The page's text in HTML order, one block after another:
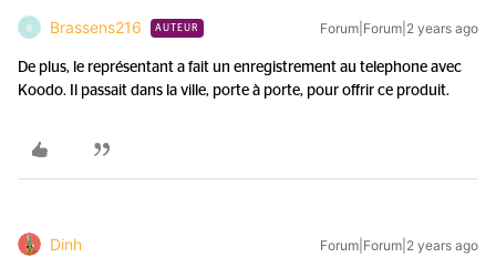
B Brassens216 AUTEUR Forum|Forum|2 years ago
De plus, le représentant a fait un enregistrement au telephone avec
Koodo. Il passait dans la ville, porte à porte, pour offrir ce produit.
Dinh Forum|Forum|2 years ago